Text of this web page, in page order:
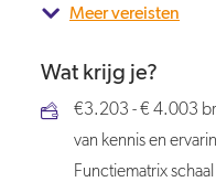
Meer vereisten
Wat krijg je?
€3.203 - € 4.003
van kennis en
Functiematrix